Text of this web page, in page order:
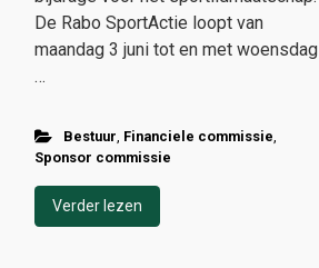
De Rabo SportActie loopt van
maandag 3 juni tot en met woensdag
…
Bestuur Financiele commissie
Sponsor commissie
Verder lezen